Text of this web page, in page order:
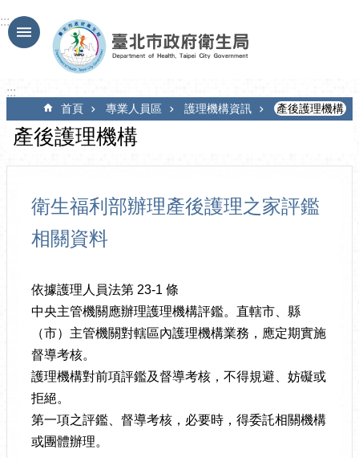
跳到主要內容區塊
:::
:::
首頁 專業人員區 護理機構資訊 產後護理機構
產後護理機構
衛生福利部辦理產後護理之家評鑑
相關資料
依據護理人員法第 23-1 條
中央主管機關應辦理護理機構評鑑。直轄市、縣
（市）主管機關對轄區內護理機構業務，應定期實施
督導考核。
護理機構對前項評鑑及督導考核，不得規避、妨礙或
拒絕。
第一項之評鑑、督導考核，必要時，得委託相關機構
或團體辦理。